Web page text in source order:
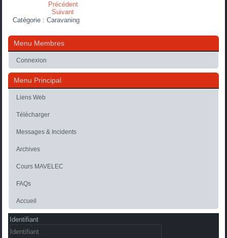
Précédent
Suivant
Catégorie :Caravaning
Menu Membres
Connexion
Menu Principal
Liens Web
Télécharger
Messages & Incidents
Archives
Cours MAVELEC
FAQs
Accueil
Identifiant